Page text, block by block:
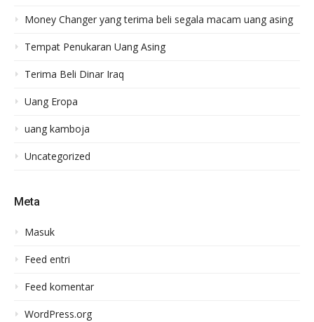
Money Changer yang terima beli segala macam uang asing
Tempat Penukaran Uang Asing
Terima Beli Dinar Iraq
Uang Eropa
uang kamboja
Uncategorized
Meta
Masuk
Feed entri
Feed komentar
WordPress.org